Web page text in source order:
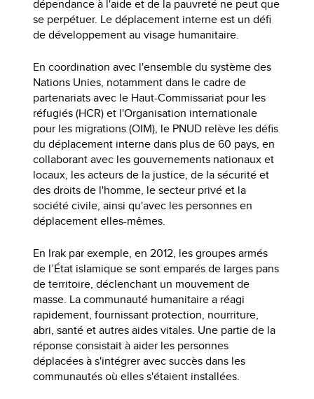
dépendance à l'aide et de la pauvreté ne peut que
se perpétuer. Le déplacement interne est un défi
de développement au visage humanitaire.
En coordination avec l'ensemble du système des
Nations Unies, notamment dans le cadre de
partenariats avec le Haut-Commissariat pour les
réfugiés (HCR) et l'Organisation internationale
pour les migrations (OIM), le PNUD relève les défis
du déplacement interne dans plus de 60 pays, en
collaborant avec les gouvernements nationaux et
locaux, les acteurs de la justice, de la sécurité et
des droits de l'homme, le secteur privé et la
société civile, ainsi qu'avec les personnes en
déplacement elles-mêmes.
En Irak par exemple, en 2012, les groupes armés
de l’État islamique se sont emparés de larges pans
de territoire, déclenchant un mouvement de
masse. La communauté humanitaire a réagi
rapidement, fournissant protection, nourriture,
abri, santé et autres aides vitales. Une partie de la
réponse consistait à aider les personnes
déplacées à s'intégrer avec succès dans les
communautés où elles s'étaient installées.